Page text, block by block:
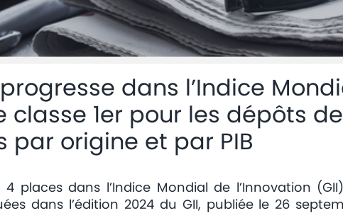
dans l’Indice
classe 1er pour les dépôts
par origine et par PIB
places dans l’Indice Mondial de l’Innovation
dans l’édition 2024 du GII, publiée le 26